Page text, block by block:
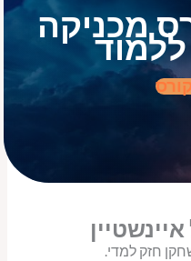
מכניקה
חזק למדי.